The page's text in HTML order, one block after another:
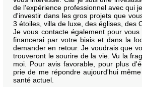
de l’expérience professionnel avec qui
d'investir dans les gros projets que
3 étoiles, villa de luxe, des églises, des
Je vous contacte également pour
financerai par votre biais et dans la
demander en retour. Je voudrais que
trouveront le sourire de la vie. Vu la
moi. Pour avis favorable, pour plus
prie de me répondre aujourd'hui
santé actuel.